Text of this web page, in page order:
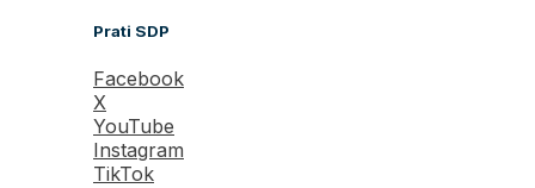
Prati SDP
Facebook
X
YouTube
Instagram
TikTok